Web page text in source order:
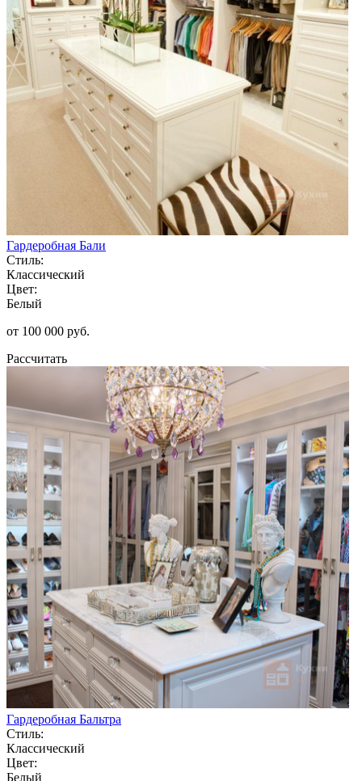
Гардеробная Бали
Стиль:
Классический
Цвет:
Белый
от 100 000 руб.
Рассчитать
Гардеробная Бальтра
Стиль:
Классический
Цвет:
Белый